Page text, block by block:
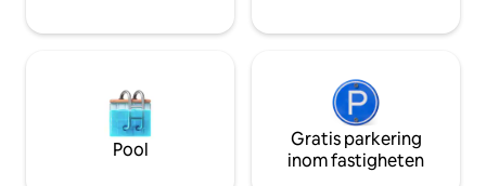
Pool
Gratis parkering
inom fastigheten